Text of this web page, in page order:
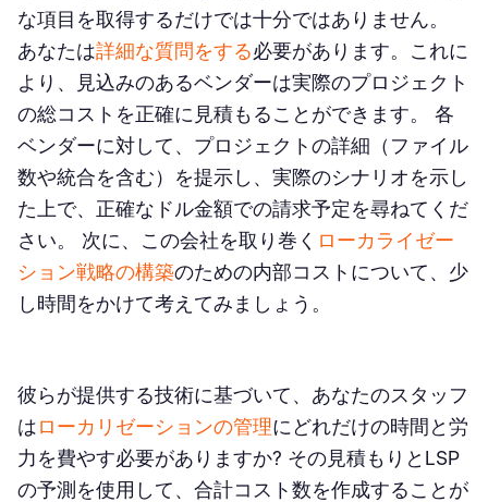
な項目を取得するだけでは十分ではありません。
あなたは詳細な質問をする必要があります。これに
より、見込みのあるベンダーは実際のプロジェクト
の総コストを正確に見積もることができます。 各
ベンダーに対して、プロジェクトの詳細（ファイル
数や統合を含む）を提示し、実際のシナリオを示し
た上で、正確なドル金額での請求予定を尋ねてくだ
さい。 次に、この会社を取り巻く ローカライゼー
ション戦略の構築のための内部コストについて、少
し時間をかけて考えてみましょう。
彼らが提供する技術に基づいて、あなたのスタッフ
はローカリゼーションの管理にどれだけの時間と労
力を費やす必要がありますか? その見積もりとLSP
の予測を使用して、合計コスト数を作成することが